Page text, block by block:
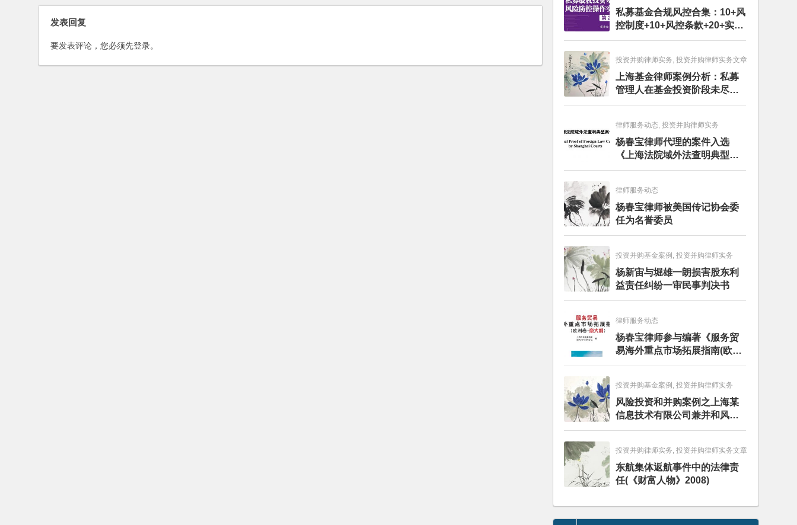
发表回复
要发表评论，您必须先登录。
私募基金合规风控合集：10+风
控制度+10+风控条款+20+实务
文章+每月动态
投资并购律师实务, 投资并购律师实务文章
上海基金律师案例分析：私募
管理人在基金投资阶段未尽勤
勉义务的赔偿责任
律师服务动态, 投资并购律师实务
杨春宝律师代理的案件入选
《上海法院域外法查明典型案
例》
律师服务动态
杨春宝律师被美国传记协会委
任为名誉委员
投资并购基金案例, 投资并购律师实务
杨新宙与堀雄一朗损害股东利
益责任纠纷一审民事判决书
律师服务动态
杨春宝律师参与编著《服务贸
易海外重点市场拓展指南(欧洲
卷·意大利)》
投资并购基金案例, 投资并购律师实务
风险投资和并购案例之上海某
信息技术有限公司兼并和风险
投资服务
投资并购律师实务, 投资并购律师实务文章
东航集体返航事件中的法律责
任(《财富人物》2008)